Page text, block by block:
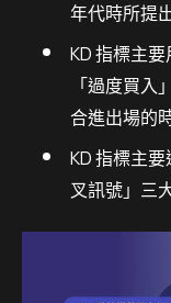
年代時所提
KD 指標主
「過度買
合進出場的
KD 指標主
叉訊號」三